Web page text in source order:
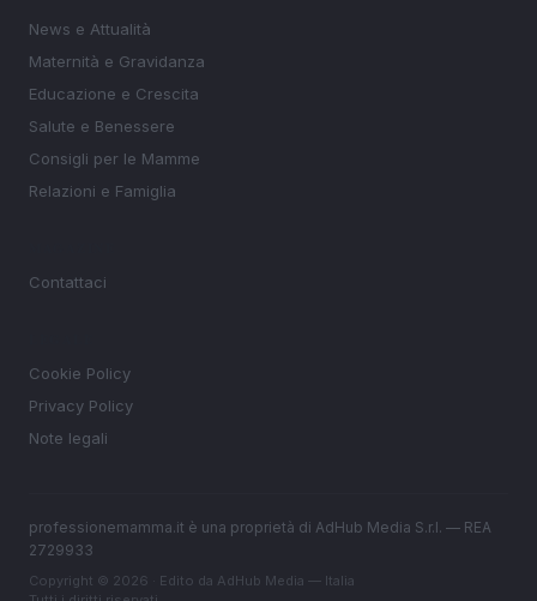
News e Attualità
Maternità e Gravidanza
Educazione e Crescita
Salute e Benessere
Consigli per le Mamme
Relazioni e Famiglia
Contattaci
Cookie Policy
Privacy Policy
Note legali
professionemamma.it è una proprietà di AdHub Media S.r.l. — REA
2729933
Copyright © 2026 · Edito da AdHub Media — Italia